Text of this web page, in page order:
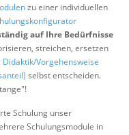
zu einer individuellen
auf Ihre Bedürfnisse
streichen, ersetzen
Didaktik/Vorgehensweise
selbst entscheiden.
Schulung unser
Schulungsmodule in